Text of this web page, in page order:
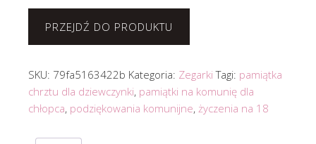
PRZEJDŹ DO PRODUKTU
SKU: 79fa5163422b Kategoria: Zegarki Tagi: pamiątka
chrztu dla dziewczynki, pamiątki na komunię dla
chłopca, podziękowania komunijne, życzenia na 18